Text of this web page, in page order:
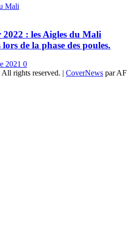
Mali
: les Aigles du Mali
de la phase des poules.
2021 0
rights reserved. | CoverNews par AF